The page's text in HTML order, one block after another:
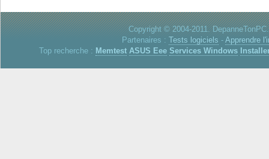
Copyright © 2004-2011.
Partenaires : Tests logiciels - Apprendre
Top recherche : Memtest ASUS Eee Services Windows